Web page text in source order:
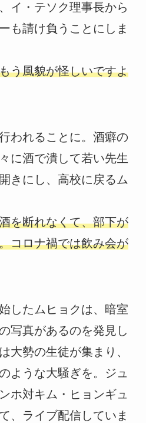
イ・テソク理事長から
も請け負うことにしま
う風貌が怪しいですよ
われることに。酒癖の
に酒で潰して若い先生
きにし、高校に戻るム
を断れなくて、部下が
コロナ禍では飲み会が
したムヒョクは、暗室
写真があるのを発見し
大勢の生徒が集まり、
ような大騒ぎを。ジュ
ホ対キム・ヒョンギュ
、ライブ配信していま